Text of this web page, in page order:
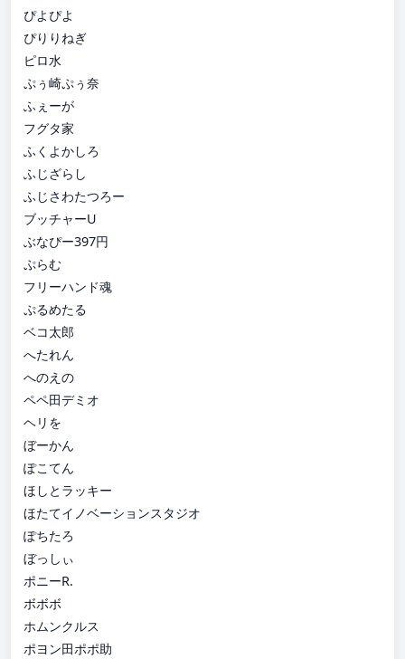
ぴよぴよ
ぴりりねぎ
ピロ水
ぷぅ崎ぷぅ奈
ふぇーが
フグタ家
ふくよかしろ
ふじざらし
ふじさわたつろー
ブッチャーU
ぶなぴー397円
ぷらむ
フリーハンド魂
ぷるめたる
ベコ太郎
へたれん
へのえの
ペペ田デミオ
ヘリを
ぼーかん
ぽこてん
ほしとラッキー
ほたてイノベーションスタジオ
ぽちたろ
ぼっしぃ
ポニーR.
ボボボ
ホムンクルス
ポヨン田ポポ助